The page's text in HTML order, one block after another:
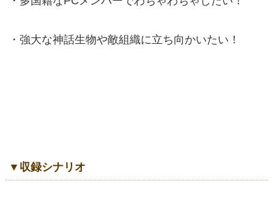
・強大な神話生物や敵組織に立ち向かいたい！
▼収録シナリオ